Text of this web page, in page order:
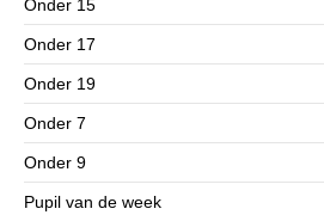
Onder 15
Onder 17
Onder 19
Onder 7
Onder 9
Pupil van de week